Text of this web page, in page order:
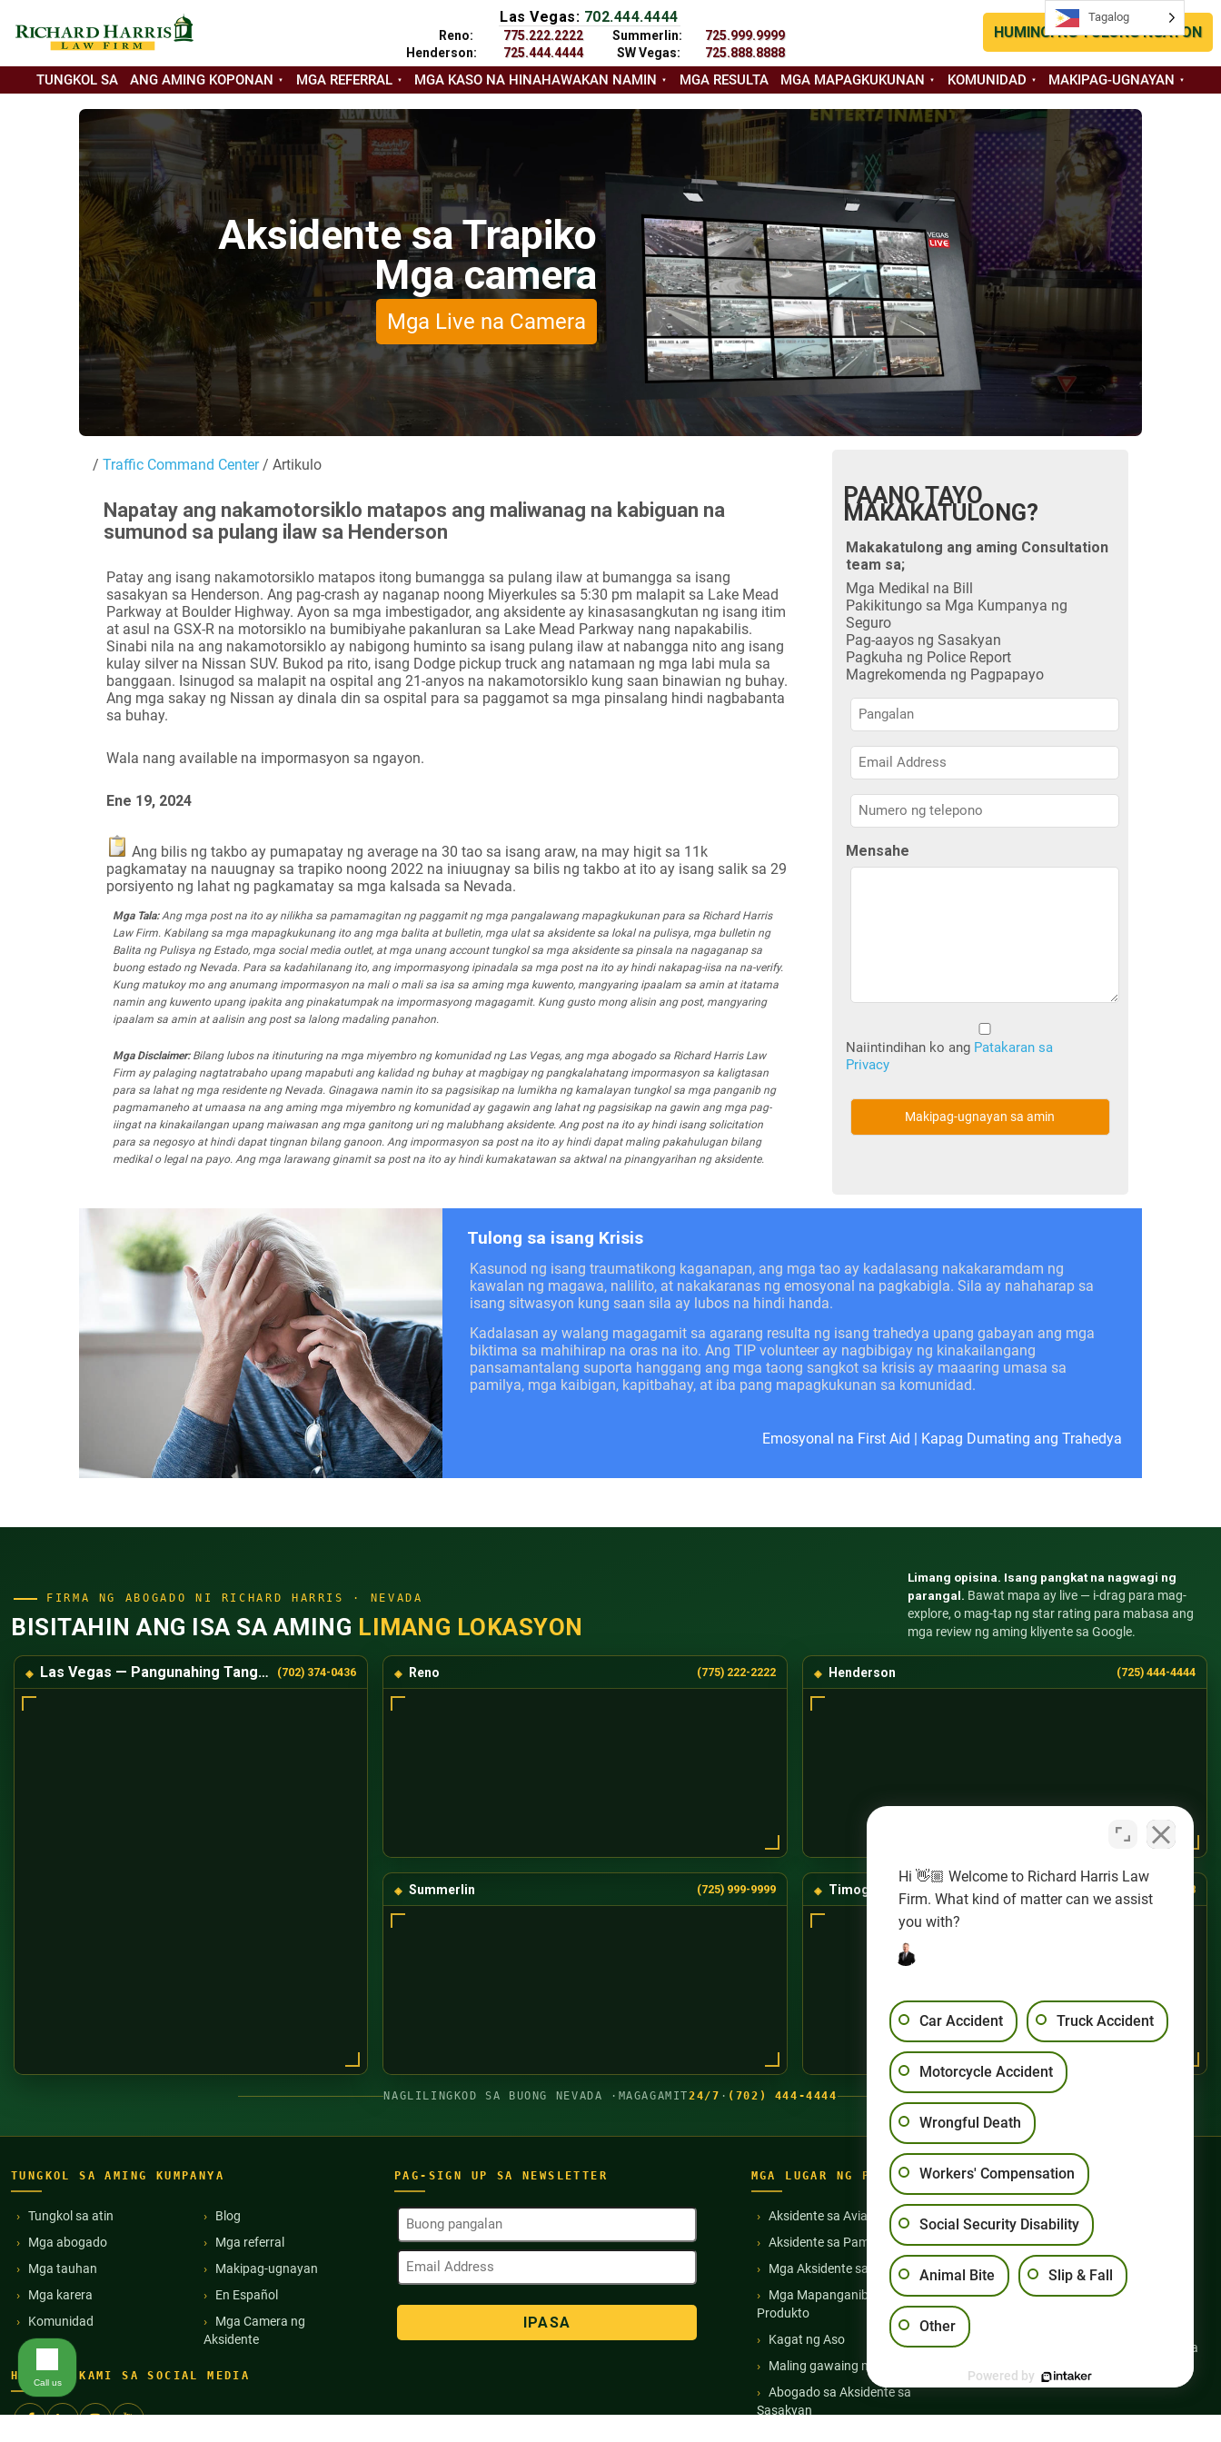
Las Vegas: 702.444.4444
Reno:
775.222.2222
Henderson:
725.444.4444
Summerlin:
725.999.9999
SW Vegas:
725.888.8888
HUMINGI NG TULONG NGAYON
TUNGKOL SA ANG AMING KOPONAN MGA REFERRAL MGA KASO NA HINAHAWAKAN NAMIN MGA RESULTA MGA MAPAGKUKUNAN KOMUNIDAD MAKIPAG-UGNAYAN
Aksidente sa Trapiko
Mga camera
Mga Live na Camera
/ Traffic Command Center/ Artikulo
Napatay ang nakamotorsiklo matapos ang maliwanag na kabiguan na
sumunod sa pulang ilaw sa Henderson
Patay ang isang nakamotorsiklo matapos itong bumangga sa pulang ilaw at bumangga sa isang
sasakyan sa Henderson. Ang pag-crash ay naganap noong Miyerkules sa 5:30 pm malapit sa Lake Mead
Parkway at Boulder Highway. Ayon sa mga imbestigador, ang aksidente ay kinasasangkutan ng isang itim
at asul na GSX-R na motorsiklo na bumibiyahe pakanluran sa Lake Mead Parkway nang napakabilis.
Sinabi nila na ang nakamotorsiklo ay nabigong huminto sa isang pulang ilaw at nabangga nito ang isang
kulay silver na Nissan SUV. Bukod pa rito, isang Dodge pickup truck ang natamaan ng mga labi mula sa
banggaan. Isinugod sa malapit na ospital ang 21-anyos na nakamotorsiklo kung saan binawian ng buhay.
Ang mga sakay ng Nissan ay dinala din sa ospital para sa paggamot sa mga pinsalang hindi nagbabanta
sa buhay.
Wala nang available na impormasyon sa ngayon.
Ene 19, 2024
Ang bilis ng takbo ay pumapatay ng average na 30 tao sa isang araw, na may higit sa 11k
pagkamatay na nauugnay sa trapiko noong 2022 na iniuugnay sa bilis ng takbo at ito ay isang salik sa 29
porsiyento ng lahat ng pagkamatay sa mga kalsada sa Nevada.
Mga Tala:Ang mga post na ito ay nilikha sa pamamagitan ng paggamit ng mga pangalawang mapagkukunan para sa Richard Harris
Law Firm. Kabilang sa mga mapagkukunang ito ang mga balita at bulletin, mga ulat sa aksidente sa lokal na pulisya, mga bulletin ng
Balita ng Pulisya ng Estado, mga social media outlet, at mga unang account tungkol sa mga aksidente sa pinsala na nagaganap sa
buong estado ng Nevada. Para sa kadahilanang ito, ang impormasyong ipinadala sa mga post na ito ay hindi nakapag-iisa na na-verify.
Kung matukoy mo ang anumang impormasyon na mali o mali sa isa sa aming mga kuwento, mangyaring ipaalam sa amin at itatama
namin ang kuwento upang ipakita ang pinakatumpak na impormasyong magagamit. Kung gusto mong alisin ang post, mangyaring
ipaalam sa amin at aalisin ang post sa lalong madaling panahon.
Mga Disclaimer:Bilang lubos na itinuturing na mga miyembro ng komunidad ng Las Vegas, ang mga abogado sa Richard Harris Law
Firm ay palaging nagtatrabaho upang mapabuti ang kalidad ng buhay at magbigay ng pangkalahatang impormasyon sa kaligtasan
para sa lahat ng mga residente ng Nevada. Ginagawa namin ito sa pagsisikap na lumikha ng kamalayan tungkol sa mga panganib ng
pagmamaneho at umaasa na ang aming mga miyembro ng komunidad ay gagawin ang lahat ng pagsisikap na gawin ang mga pag-
iingat na kinakailangan upang maiwasan ang mga ganitong uri ng malubhang aksidente. Ang post na ito ay hindi isang solicitation
para sa negosyo at hindi dapat tingnan bilang ganoon. Ang impormasyon sa post na ito ay hindi dapat maling pakahulugan bilang
medikal o legal na payo. Ang mga larawang ginamit sa post na ito ay hindi kumakatawan sa aktwal na pinangyarihan ng aksidente.
PAANO TAYO
MAKAKATULONG?
Makakatulong ang aming Consultation
team sa;
Mga Medikal na Bill
Pakikitungo sa Mga Kumpanya ng
Seguro
Pag-aayos ng Sasakyan
Pagkuha ng Police Report
Magrekomenda ng Pagpapayo
Pangalan
Pangalan
Pangalan
Mensahe
Pamagat
(Kinakailangan)
Naiintindihan ko ang Patakaran sa
Privacy
Tulong sa isang Krisis
Kasunod ng isang traumatikong kaganapan, ang mga tao ay kadalasang nakakaramdam ng
kawalan ng magawa, nalilito, at nakakaranas ng emosyonal na pagkabigla. Sila ay nahaharap sa
isang sitwasyon kung saan sila ay lubos na hindi handa.
Kadalasan ay walang magagamit sa agarang resulta ng isang trahedya upang gabayan ang mga
biktima sa mahihirap na oras na ito. Ang TIP volunteer ay nagbibigay ng kinakailangang
pansamantalang suporta hanggang ang mga taong sangkot sa krisis ay maaaring umasa sa
pamilya, mga kaibigan, kapitbahay, at iba pang mapagkukunan sa komunidad.
Emosyonal na First Aid | Kapag Dumating ang Trahedya
FIRMA NG ABOGADO NI RICHARD HARRIS · NEVADA
BISITAHIN ANG ISA SA AMING LIMANG LOKASYON
Limang opisina. Isang pangkat na nagwagi ng
parangal. Bawat mapa ay live — i-drag para mag-
explore, o mag-tap ng star rating para mabasa ang
mga review ng aming kliyente sa Google.
Las Vegas — Pangunahing Tanggapan (702) 374-0436 Reno (775) 222-2222 Henderson (725) 444-4444
Summerlin (725) 999-9999 Timog-Kanlurang Las Vegas (725) 888-8888
NAGLILINGKOD SA BUONG NEVADA · MAGAGAMIT24/7 · (702) 444-4444
TUNGKOL SA AMING KUMPANYA
Tungkol sa atin
Mga abogado
Mga tauhan
Mga karera
Komunidad
Blog
Mga referral
Makipag-ugnayan
En Español
Mga Camera ng
Aksidente
HANAPIN KAMI SA SOCIAL MEDIA
PAG-SIGN UP SA NEWSLETTER
Buong
Pangalan
(Kinakailangan)
Email
Address
MGA LUGAR NG PAGSASANAY
Aksidente sa Aviation
Aksidente sa Pamamangka
Mga Aksidente sa Bus
Mga Mapanganib na Gamot at
Produkto
Kagat ng Aso
Maling gawaing medikal
Abogado sa Aksidente sa
Sasakyan
Aksidente sa Motorsiklo
Pang-aabuso sa Nursing Home
Mga Aksidente sa Semi Truck
Slip at Talon
Kabayaran ng mga Manggagawa
Maling Kamatayan
Tagalog
Tagalog
Hi 👋🏼 Welcome to Richard Harris Law
Firm. What kind of matter can we assist
you with?
Car Accident Truck Accident
Motorcycle Accident
Wrongful Death
Workers' Compensation
Social Security Disability
Animal Bite Slip & Fall
Other
Powered by
Call us